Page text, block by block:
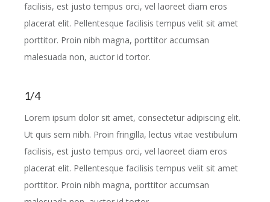
facilisis, est justo tempus orci, vel laoreet diam eros
placerat elit. Pellentesque facilisis tempus velit sit amet
porttitor. Proin nibh magna, porttitor accumsan
malesuada non, auctor id tortor.
1/4
Lorem ipsum dolor sit amet, consectetur adipiscing elit.
Ut quis sem nibh. Proin fringilla, lectus vitae vestibulum
facilisis, est justo tempus orci, vel laoreet diam eros
placerat elit. Pellentesque facilisis tempus velit sit amet
porttitor. Proin nibh magna, porttitor accumsan